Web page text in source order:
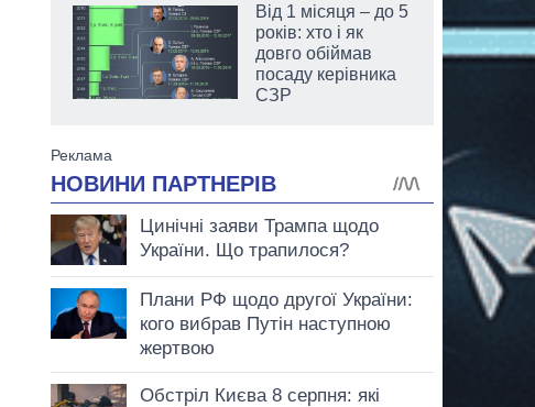
Від 1 місяця – до 5
років: хто і як
довго обіймав
посаду керівника
СЗР